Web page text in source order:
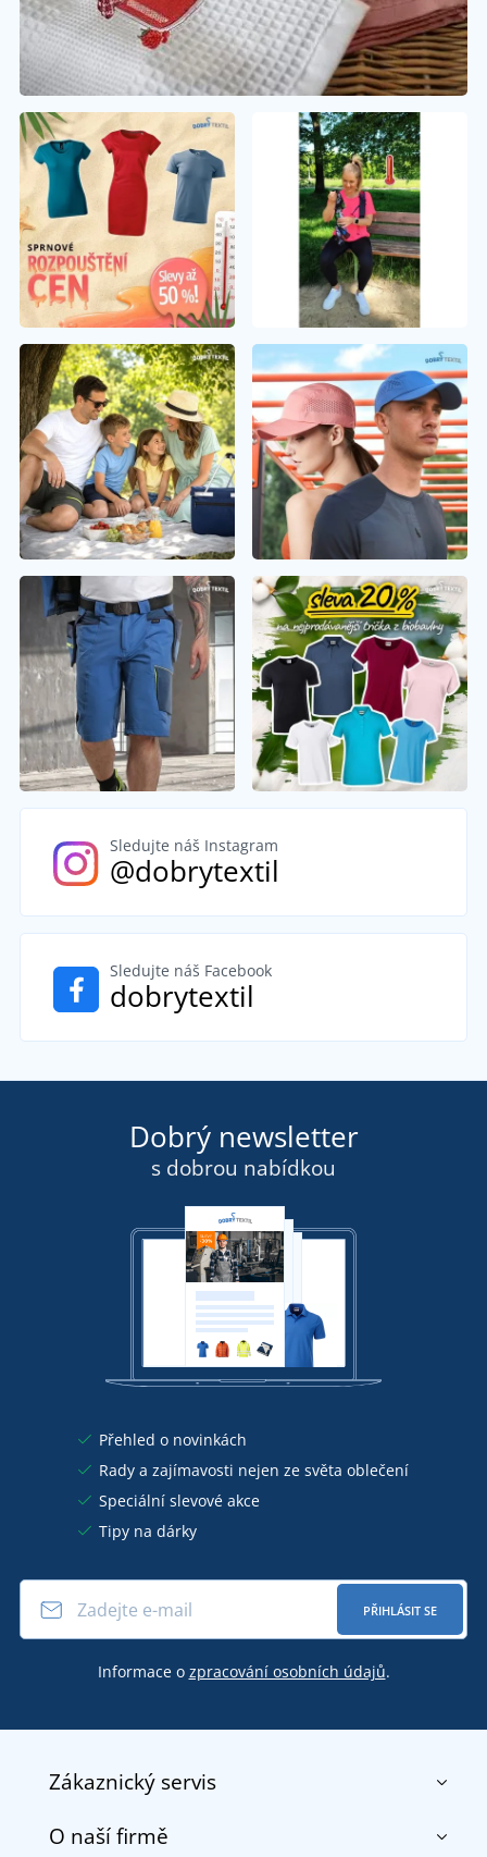
Sledujte náš Instagram
@dobrytextil
Sledujte náš Facebook
dobrytextil
Dobrý newsletter
s dobrou nabídkou
Přehled o novinkách
Rady a zajímavosti nejen ze světa oblečení
Speciální slevové akce
Tipy na dárky
PŘIHLÁSIT SE
Informace o zpracování osobních údajů.
Zákaznický servis
Kontakt
O naší firmě